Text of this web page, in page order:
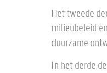
Het tweede
milieubeleid
duurzame
In het derde